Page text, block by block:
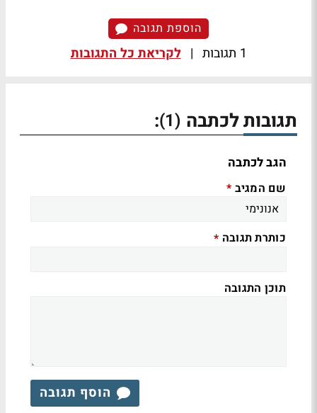
הוספת תגובה
1 תגובות | לקריאת כל התגובות
תגובות לכתבה (1)
:
הגב לכתבה
שם המגיב *
כותרת תגובה *
תוכן התגובה
הוסף תגובה